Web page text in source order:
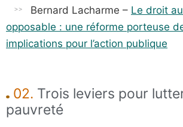
Bernard Lacharme – Le droit
opposable : une réforme porteuse
implications pour l’action publique
02. Trois leviers pour
pauvreté